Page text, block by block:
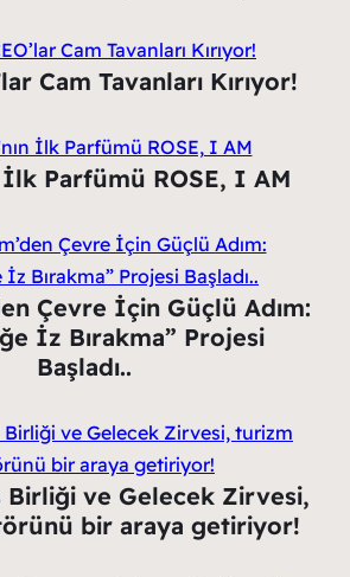
Cam Tavanları Kırıyor!
İlk Parfümü ROSE, I AM
Çevre İçin Güçlü Adım:
İz Bırakma” Projesi
Başladı..
ve Gelecek Zirvesi,
bir araya getiriyor!